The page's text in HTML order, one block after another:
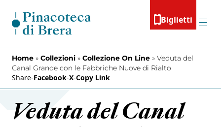
Biglietti
Menu
Home » Collezioni » Collezione On Line » Veduta del
Canal Grande con le Fabbriche Nuove di Rialto
Share-Facebook-X-Copy Link
Veduta del Canal